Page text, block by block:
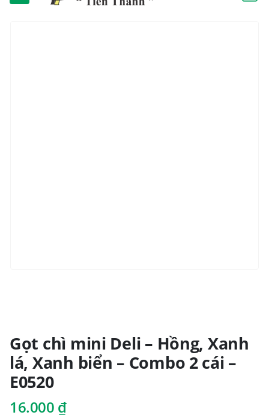
Gọt chì mini Deli – Hồng, Xanh
lá, Xanh biển – Combo 2 cái –
E0520
16.000 ₫